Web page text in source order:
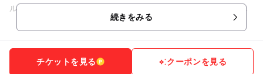
ル」を開催中！映画公開を記念した、今しか楽しめない大迫力
続きをみる
チケットを見る クーポンを見る